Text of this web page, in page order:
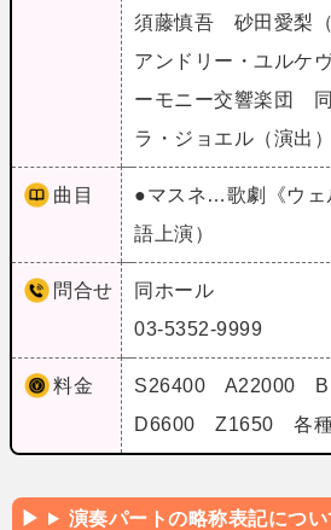
須藤慎吾 砂田愛梨
アンドリー・ユルケ
ーモニー交響楽団
ラ・ジョエル（演出
曲目
●マスネ…歌劇《ウェ
語上演）
問合せ
同ホール
03-5352-9999
料金
S26400 A22000
D6600 Z1650 各
演奏パートの略称表記につい